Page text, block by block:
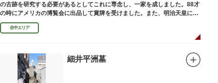
の古跡を研究する必要があるとしてこれに専念し、一家を成しました。88才
の時にアメリカの博覧会に出品して賞牌を受けました。また、明治天皇に
「日本画史」の称を賜りました。
谷中エリア
細井平洲墓